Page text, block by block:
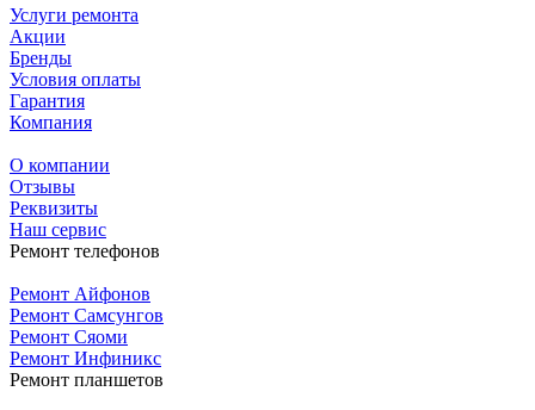
Услуги ремонта
Акции
Бренды
Условия оплаты
Гарантия
Компания
О компании
Отзывы
Реквизиты
Наш сервис
Ремонт телефонов
Ремонт Айфонов
Ремонт Самсунгов
Ремонт Сяоми
Ремонт Инфиникс
Ремонт планшетов